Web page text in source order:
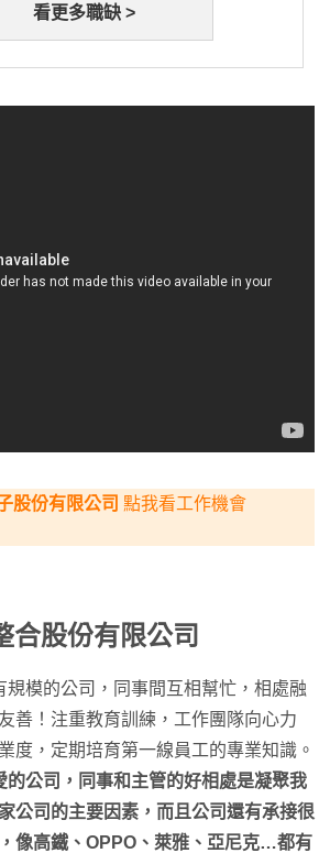
看更多職缺 >
股份有限公司 點我看工作機會
合股份有限公司
規模的公司，同事間互相幫忙，相處融
善！注重教育訓練，工作團隊向心力
度，定期培育第一線員工的專業知識。
的公司，同事和主管的好相處是凝聚我
公司的主要因素，而且公司還有承接很
像高鐵、OPPO、萊雅、亞尼克…都有